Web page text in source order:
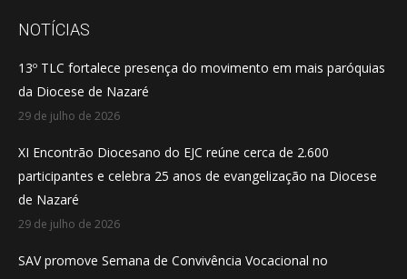
opens
new
window
opens
new
window
opens
new
window
NOTÍCIAS
13º TLC fortalece presença do movimento em mais paróquias
da Diocese de Nazaré
29 de julho de 2026
XI Encontrão Diocesano do EJC reúne cerca de 2.600
participantes e celebra 25 anos de evangelização na Diocese
de Nazaré
29 de julho de 2026
SAV promove Semana de Convivência Vocacional no